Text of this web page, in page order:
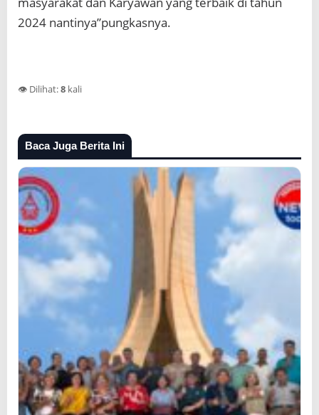
2024 nantinya”pungkasnya.
👁️ Dilihat:8 kali
Baca Juga Berita Ini